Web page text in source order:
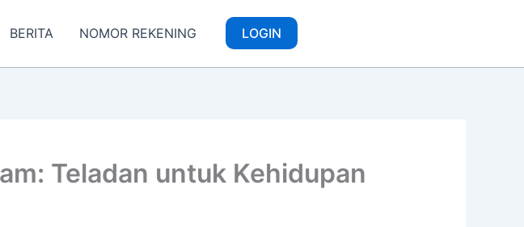
BERITA NOMOR REKENING LOGIN
Teladan untuk Kehidupan